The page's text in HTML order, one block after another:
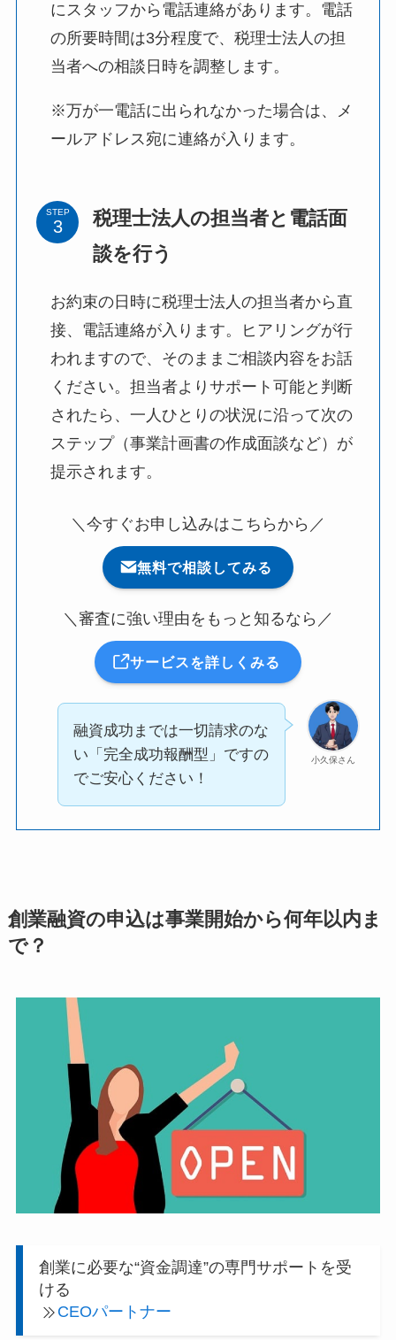
にスタッフから電話連絡があります。電話
の所要時間は3分程度で、税理士法人の担
当者への相談日時を調整します。
※万が一電話に出られなかった場合は、メ
ールアドレス宛に連絡が入ります。
STEP
税理士法人の担当者と電話面
談を行う
お約束の日時に税理士法人の担当者から直
接、電話連絡が入ります。ヒアリングが行
われますので、そのままご相談内容をお話
ください。担当者よりサポート可能と判断
されたら、一人ひとりの状況に沿って次の
ステップ（事業計画書の作成面談など）が
提示されます。
＼今すぐお申し込みはこちらから／
無料で相談してみる
＼審査に強い理由をもっと知るなら／
サービスを詳しくみる
小久保さん
融資成功までは一切請求のな
い「完全成功報酬型」ですの
でご安心ください！
創業融資の申込は事業開始から何年以内ま
で？
創業に必要な“資金調達”の専門サポートを受
ける
CEOパートナー